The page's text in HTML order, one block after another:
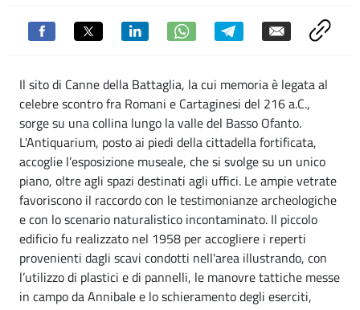
Il sito di Canne della Battaglia, la cui memoria è legata al
celebre scontro fra Romani e Cartaginesi del 216 a.C.,
sorge su una collina lungo la valle del Basso Ofanto.
L'Antiquarium, posto ai piedi della cittadella fortificata,
accoglie l’esposizione museale, che si svolge su un unico
piano, oltre agli spazi destinati agli uffici. Le ampie vetrate
favoriscono il raccordo con le testimonianze archeologiche
e con lo scenario naturalistico incontaminato. Il piccolo
edificio fu realizzato nel 1958 per accogliere i reperti
provenienti dagli scavi condotti nell'area illustrando, con
l’utilizzo di plastici e di pannelli, le manovre tattiche messe
in campo da Annibale e lo schieramento degli eserciti,